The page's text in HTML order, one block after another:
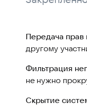
Передача прав
другому
Фильтрация
не нужно
Скрытие